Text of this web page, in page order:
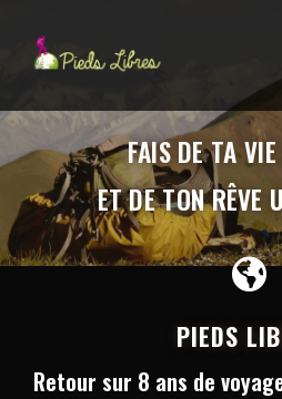
FAIS DE TA
ET DE TON RÊVE
PIEDS
Retour sur 8 ans de